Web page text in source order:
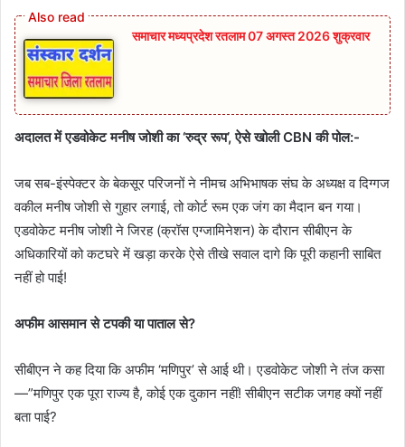
समाचार मध्यप्रदेश रतलाम 07 अगस्त 2026 शुक्रवार
अदालत में एडवोकेट मनीष जोशी का ‘रुद्र रूप’, ऐसे खोली CBN की पोल:-
जब सब-इंस्पेक्टर के बेकसूर परिजनों ने नीमच अभिभाषक संघ के अध्यक्ष व दिग्गज
वकील मनीष जोशी से गुहार लगाई, तो कोर्ट रूम एक जंग का मैदान बन गया।
एडवोकेट मनीष जोशी ने जिरह (क्रॉस एग्जामिनेशन) के दौरान सीबीएन के
अधिकारियों को कटघरे में खड़ा करके ऐसे तीखे सवाल दागे कि पूरी कहानी साबित
नहीं हो पाई!
अफीम आसमान से टपकी या पाताल से?
सीबीएन ने कह दिया कि अफीम ‘मणिपुर’ से आई थी। एडवोकेट जोशी ने तंज कसा
—”मणिपुर एक पूरा राज्य है, कोई एक दुकान नहीं! सीबीएन सटीक जगह क्यों नहीं
बता पाई?